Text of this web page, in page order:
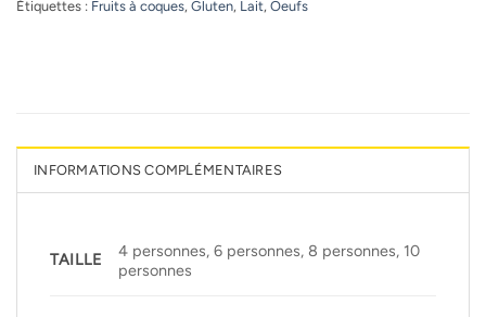
Étiquettes : Fruits à coques, Gluten, Lait, Oeufs
INFORMATIONS COMPLÉMENTAIRES
TAILLE
4 personnes, 6 personnes, 8 personnes, 10
personnes